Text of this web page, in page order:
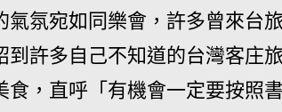
氛宛如同樂會，許多曾來台
許多自己不知道的台灣客庄
食，直呼「有機會一定要按照